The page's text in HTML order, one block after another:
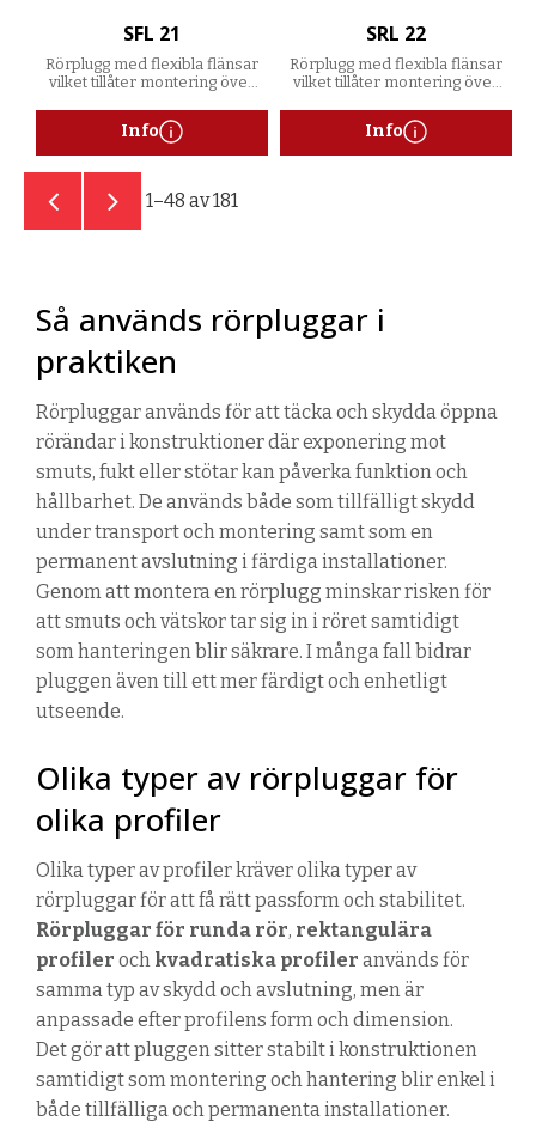
SFL 21
Rörplugg med flexibla flänsar
vilket tillåter montering över
Info
SRL 22
Rörplugg med flexibla flänsar
vilket tillåter montering över
Info
1–48 av181
Så används rörpluggar i
praktiken
Rörpluggar används för att täcka och skydda öppna
rörändar i konstruktioner där exponering mot
smuts, fukt eller stötar kan påverka funktion och
hållbarhet. De används både som tillfälligt skydd
under transport och montering samt som en
permanent avslutning i färdiga installationer.
Genom att montera en rörplugg minskar risken för
att smuts och vätskor tar sig in i röret samtidigt
som hanteringen blir säkrare. I många fall bidrar
pluggen även till ett mer färdigt och enhetligt
utseende.
Olika typer av rörpluggar för
olika profiler
Olika typer av profiler kräver olika typer av
rörpluggar för att få rätt passform och stabilitet.
Rörpluggar för runda rör, rektangulära
profiler och kvadratiska profiler används för
samma typ av skydd och avslutning, men är
anpassade efter profilens form och dimension.
Det gör att pluggen sitter stabilt i konstruktionen
samtidigt som montering och hantering blir enkel i
både tillfälliga och permanenta installationer.